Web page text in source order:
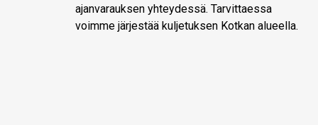
ajanvarauksen yhteydessä. Tarvittaessa
voimme järjestää kuljetuksen Kotkan alueella.